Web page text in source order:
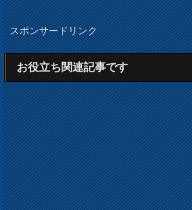
スポンサードリンク
お役立ち関連記事です